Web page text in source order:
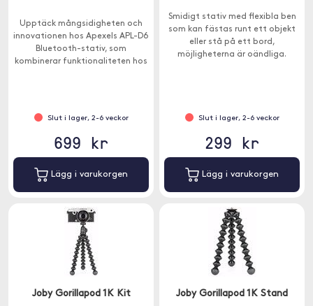
Upptäck mångsidigheten och
innovationen hos Apexels APL-D6
Bluetooth-stativ, som
kombinerar funktionaliteten hos
Slut i lager, 2-6 veckor
699 kr
Lägg i varukorgen
Smidigt stativ med flexibla ben
som kan fästas runt ett objekt
eller stå på ett bord,
möjligheterna är oändliga.
Slut i lager, 2-6 veckor
299 kr
Lägg i varukorgen
Joby Gorillapod 1K Kit Joby Gorillapod 1K Stand